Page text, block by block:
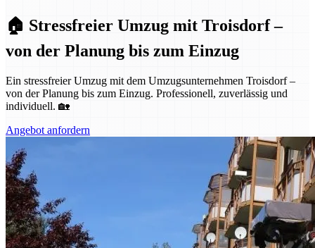
🏠 Stressfreier Umzug mit Troisdorf –
von der Planung bis zum Einzug
Ein stressfreier Umzug mit dem Umzugsunternehmen Troisdorf –
von der Planung bis zum Einzug. Professionell, zuverlässig und
individuell. 🏡
Angebot anfordern